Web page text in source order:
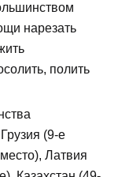
нарезать
полить
(9-е
Латвия